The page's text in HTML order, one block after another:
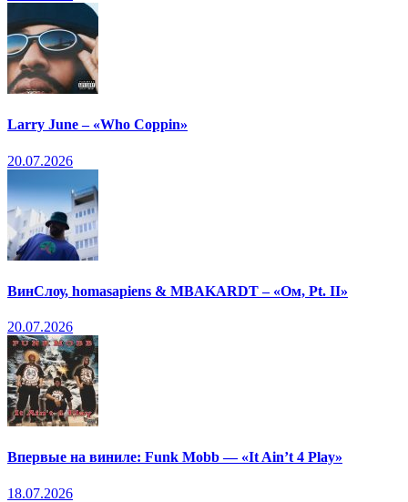
Larry June – «Who Coppin»
20.07.2026
ВинСлоу, homasapiens & MBAKARDT – «Ом, Pt. II»
20.07.2026
Впервые на виниле: Funk Mobb — «It Ain’t 4 Play»
18.07.2026